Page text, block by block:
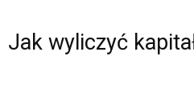
Jak wyliczyć